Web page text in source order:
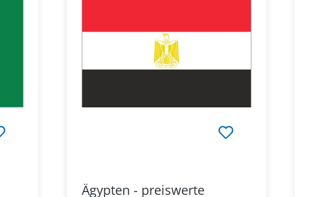
Ägypten - preiswerte